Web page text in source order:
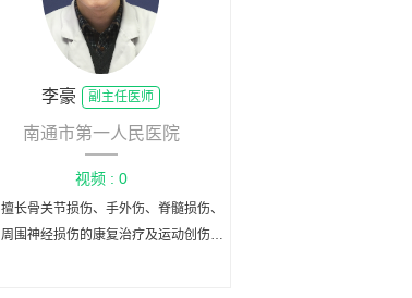
李豪 副主任医师
南通市第一人民医院
视频 : 0
擅长骨关节损伤、手外伤、脊髓损伤、
周围神经损伤的康复治疗及运动创伤的